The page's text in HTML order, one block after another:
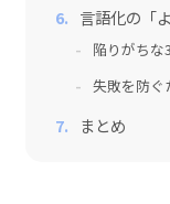
言語化の「
陥りがちな
失敗を防ぐ
まとめ